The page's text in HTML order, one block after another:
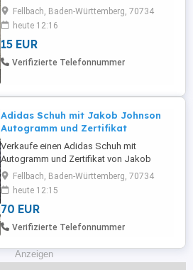
PRIVAT KAUF - KEINE GARANTIE ODER
RÜCKNAHME !!
Fellbach, Baden-Württemberg, 70734
heute 12:16
15 EUR
Verifizierte Telefonnummer
Adidas Schuh mit Jakob Johnson
Autogramm und Zertifikat
Verkaufe einen Adidas Schuh mit
Autogramm und Zertifikat von Jakob
Johnson !! PRIVAT KAUF - KEINE
GARANTIE ODER RÜCKNAHME !!
Fellbach, Baden-Württemberg, 70734
heute 12:15
70 EUR
Verifizierte Telefonnummer
Anzeigen